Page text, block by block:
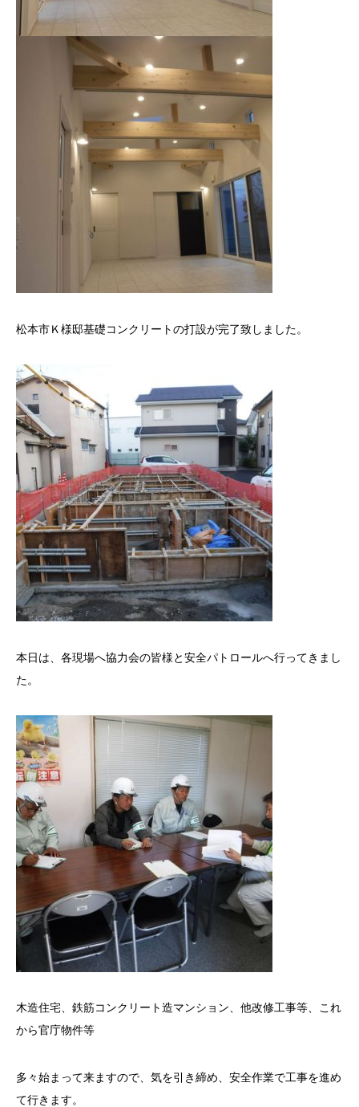
松本市Ｋ様邸基礎コンクリートの打設が完了致しました。
本日は、各現場へ協力会の皆様と安全パトロールへ行ってきまし
た。
木造住宅、鉄筋コンクリート造マンション、他改修工事等、これ
から官庁物件等
多々始まって来ますので、気を引き締め、安全作業で工事を進め
て行きます。